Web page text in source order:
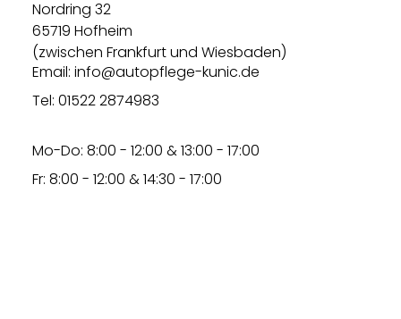
Nordring 32
65719 Hofheim
(zwischen Frankfurt und Wiesbaden)
Email: info@autopflege-kunic.de
Tel: 01522 2874983
Mo-Do: 8:00 - 12:00 & 13:00 - 17:00
Fr: 8:00 - 12:00 & 14:30 - 17:00